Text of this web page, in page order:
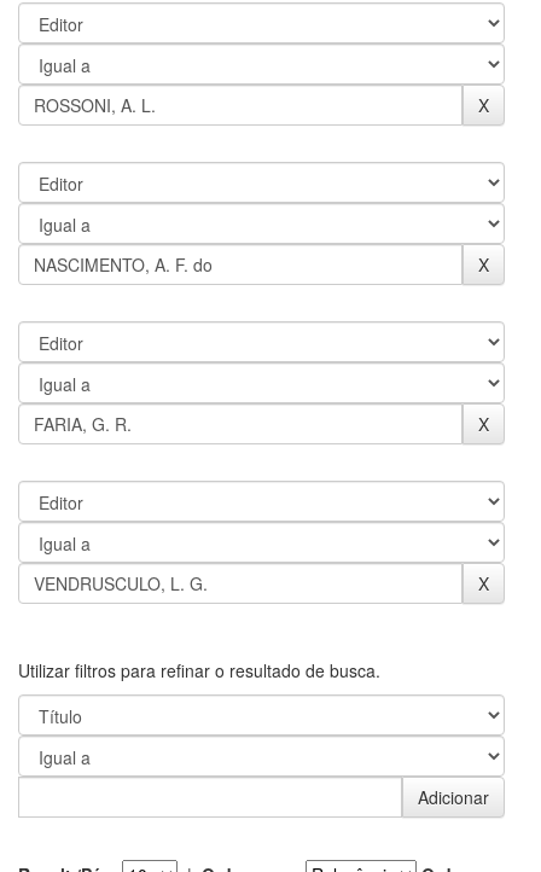
Utilizar filtros para refinar o resultado de busca.